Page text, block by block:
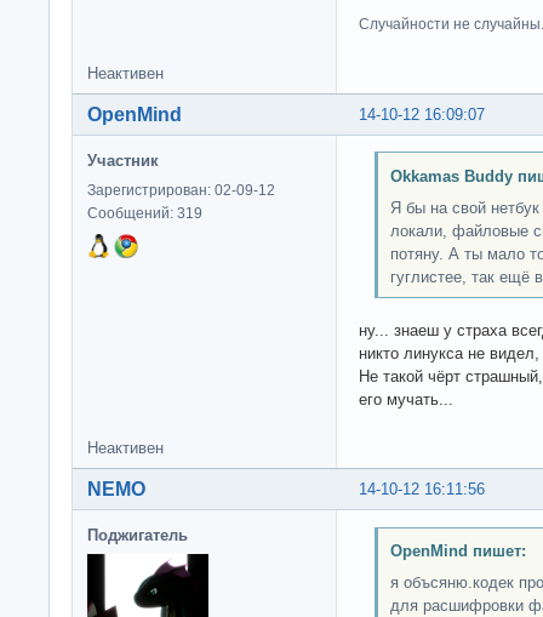
Случайности не случайны.
Неактивен
14-10-12 16:09:07
OpenMind
Участник
Зарегистрирован: 02-09-12
Сообщений: 319
Okkamas Buddy
Я бы на свой
локали, файловые
потяну. А ты мало
гуглистее, так ещё
ну... знаеш у страха
никто линукса не
Не такой чёрт
его мучать...
Неактивен
14-10-12 16:11:56
NEMO
Поджигатель
OpenMind пишет:
я объсяню.кодек
для расшифровки